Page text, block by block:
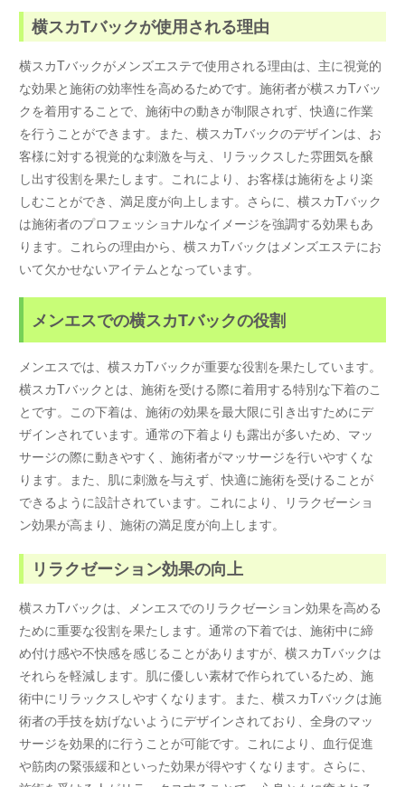
横スカTバックが使用される理由
横スカTバックがメンズエステで使用される理由は、主に視覚的
な効果と施術の効率性を高めるためです。施術者が横スカTバッ
クを着用することで、施術中の動きが制限されず、快適に作業
を行うことができます。また、横スカTバックのデザインは、お
客様に対する視覚的な刺激を与え、リラックスした雰囲気を醸
し出す役割を果たします。これにより、お客様は施術をより楽
しむことができ、満足度が向上します。さらに、横スカTバック
は施術者のプロフェッショナルなイメージを強調する効果もあ
ります。これらの理由から、横スカTバックはメンズエステにお
いて欠かせないアイテムとなっています。
メンエスでの横スカTバックの役割
メンエスでは、横スカTバックが重要な役割を果たしています。
横スカTバックとは、施術を受ける際に着用する特別な下着のこ
とです。この下着は、施術の効果を最大限に引き出すためにデ
ザインされています。通常の下着よりも露出が多いため、マッ
サージの際に動きやすく、施術者がマッサージを行いやすくな
ります。また、肌に刺激を与えず、快適に施術を受けることが
できるように設計されています。これにより、リラクゼーショ
ン効果が高まり、施術の満足度が向上します。
リラクゼーション効果の向上
横スカTバックは、メンエスでのリラクゼーション効果を高める
ために重要な役割を果たします。通常の下着では、施術中に締
め付け感や不快感を感じることがありますが、横スカTバックは
それらを軽減します。肌に優しい素材で作られているため、施
術中にリラックスしやすくなります。また、横スカTバックは施
術者の手技を妨げないようにデザインされており、全身のマッ
サージを効果的に行うことが可能です。これにより、血行促進
や筋肉の緊張緩和といった効果が得やすくなります。さらに、